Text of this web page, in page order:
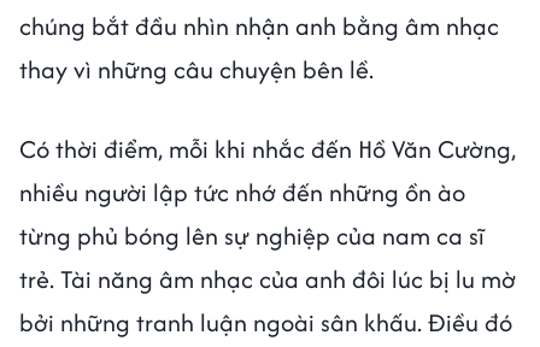
chúng bắt đầu nhìn nhận anh bằng âm nhạc
thay vì những câu chuyện bên lề.
Có thời điểm, mỗi khi nhắc đến Hồ Văn Cường,
nhiều người lập tức nhớ đến những ồn ào
từng phủ bóng lên sự nghiệp của nam ca sĩ
trẻ. Tài năng âm nhạc của anh đôi lúc bị lu mờ
bởi những tranh luận ngoài sân khấu. Điều đó